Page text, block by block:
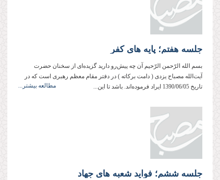
جلسه هفتم؛ پایه های کفر
بسم‌ الله‌ الرّحمن‌ الرّحیم آن چه پیش‌رو دارید گزیده‌ای از سخنان حضرت
آیت‌الله مصباح ‌یزدی ( دامت ‌بركاته ) در دفتر مقام معظم رهبری است كه در
تاریخ 1390/06/05 ایراد فرموده‌اند. باشد تا این...
مطالعه بیشتر...
جلسه ششم؛ فواید شعبه های جهاد